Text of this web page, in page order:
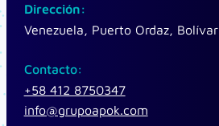
Dirección:
Venezuela, Puerto Ordaz, Bolívar
Contacto:
+58 412 8750347
info@grupoapok.com